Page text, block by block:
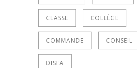
CLASSE COLLÈGE
COMMANDE CONSEIL
DISFA